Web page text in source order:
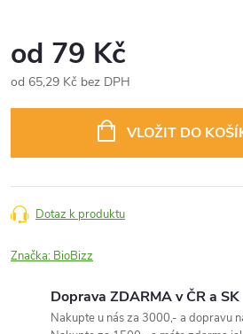
od 79 Kč
od 65,29 Kč bez DPH
VLOŽIT DO
Dotaz k produktu
Značka: BioBizz
Doprava ZDARMA v ČR a SK
Nakupte u nás za 3000,- a dopravu